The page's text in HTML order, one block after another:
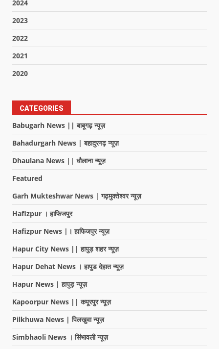
2024
2023
2022
2021
2020
CATEGORIES
Babugarh News || बाबूगढ़ न्यूज़
Bahadurgarh News | बहादुरगढ़ न्यूज़
Dhaulana News || धौलाना न्यूज़
Featured
Garh Mukteshwar News | गढ़मुक्तेश्वर न्यूज़
Hafizpur । हाफिजपुर
Hafizpur News |। हाफिजपुर न्यूज़
Hapur City News || हापुड़ शहर न्यूज़
Hapur Dehat News । हापुड देहात न्यूज़
Hapur News | हापुड़ न्यूज़
Kapoorpur News || कपूरपुर न्यूज़
Pilkhuwa News | पिलखुवा न्यूज़
Simbhaoli News । सिंभावली न्यूज़